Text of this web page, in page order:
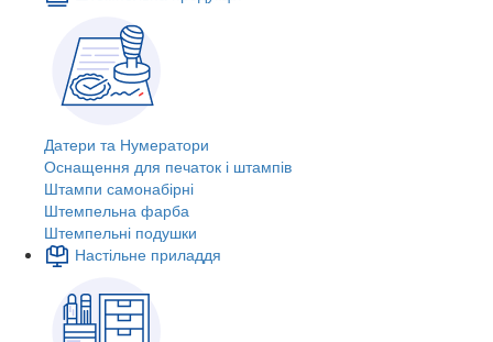
Датери та Нумератори
Оснащення для печаток і штампів
Штампи самонабірні
Штемпельна фарба
Штемпельні подушки
Настільне приладдя